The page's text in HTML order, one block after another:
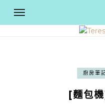
廚房筆
[麵包